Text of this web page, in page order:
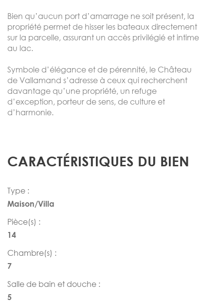
Bien qu’aucun port d’amarrage ne soit présent, la
propriété permet de hisser les bateaux directement
sur la parcelle, assurant un accès privilégié et intime
au lac.
Symbole d’élégance et de pérennité, le Château
de Vallamand s’adresse à ceux qui recherchent
davantage qu’une propriété, un refuge
d’exception, porteur de sens, de culture et
d’harmonie.
CARACTÉRISTIQUES DU BIEN
Type :
Maison/Villa
Pièce(s) :
14
Chambre(s) :
7
Salle de bain et douche :
5